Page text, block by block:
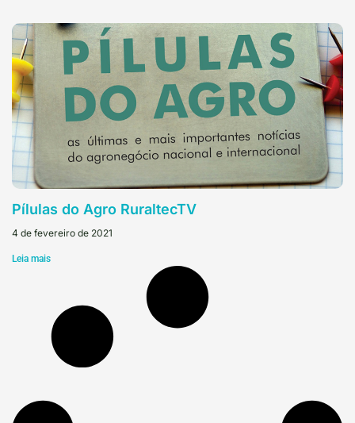
Pílulas do Agro RuraltecTV
4 de fevereiro de 2021
Leia mais